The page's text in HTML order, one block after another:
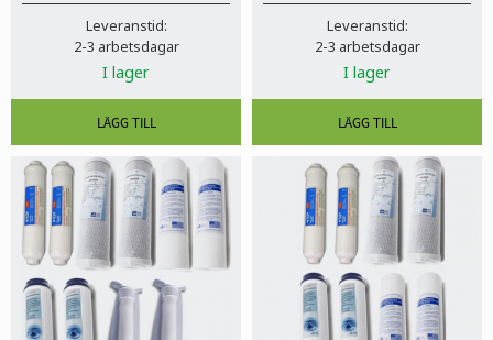
Leveranstid:
2-3 arbetsdagar
I lager
Leveranstid:
2-3 arbetsdagar
I lager